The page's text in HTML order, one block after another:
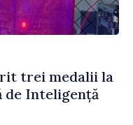
trei medalii la
de Inteligență